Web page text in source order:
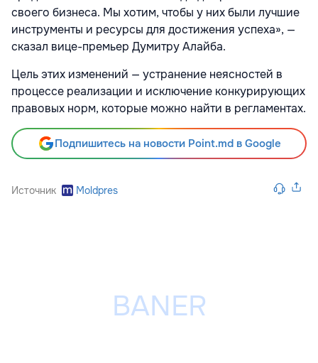
своего бизнеса. Мы хотим, чтобы у них были лучшие
инструменты и ресурсы для достижения успеха», —
сказал вице-премьер Думитру Алайба.
Цель этих изменений — устранение неясностей в
процессе реализации и исключение конкурирующих
правовых норм, которые можно найти в регламентах.
Подпишитесь на новости Point.md в Google
Источник Moldpres